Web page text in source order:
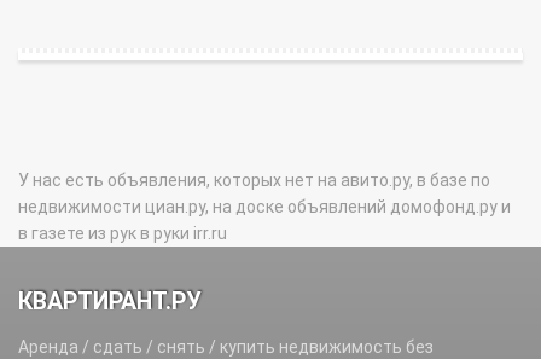
У нас есть объявления, которых нет на авито.ру, в базе по
недвижимости циан.ру, на доске объявлений домофонд.ру и
в газете из рук в руки irr.ru
КВАРТИРАНТ.РУ
Аренда / сдать / снять / купить недвижимость без